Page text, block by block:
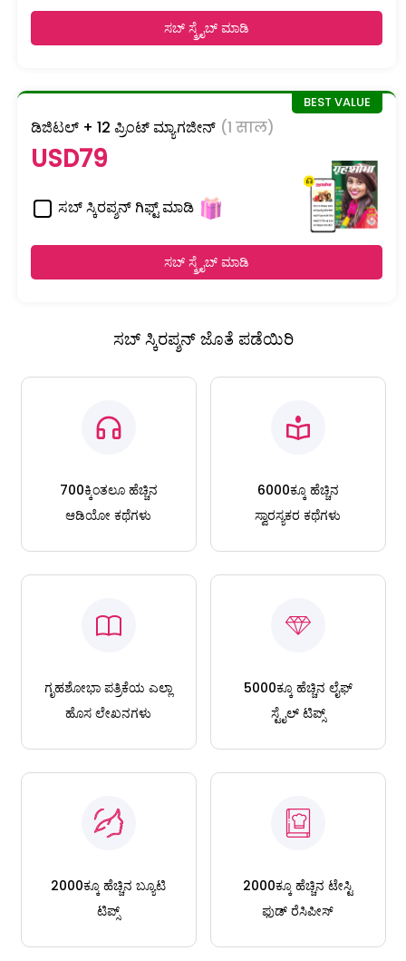
ಸಬ್ ಸ್ಕ್ರೈಬ್ ಮಾಡಿ
ಡಿಜಿಟಲ್ + 12 ಪ್ರಿಂಟ್ ಮ್ಯಾಗಜೀನ್ (1 साल)
USD79
ಸಬ್ ಸ್ಕಿರಪ್ಶನ್ ಗಿಫ್ಟ್ ಮಾಡಿ
ಸಬ್ ಸ್ಕ್ರೈಬ್ ಮಾಡಿ
ಸಬ್ ಸ್ಕಿರಪ್ಶನ್ ಜೊತೆ ಪಡೆಯಿರಿ
700ಕ್ಕಿಂತಲೂ ಹೆಚ್ಚಿನ
ಆಡಿಯೋ ಕಥೆಗಳು
6000ಕ್ಕೂ ಹೆಚ್ಚಿನ
ಸ್ವಾರಸ್ಯಕರ ಕಥೆಗಳು
ಗೃಹಶೋಭಾ ಪತ್ರಿಕೆಯ ಎಲ್ಲಾ
ಹೊಸ ಲೇಖನಗಳು
5000ಕ್ಕೂ ಹೆಚ್ಚಿನ ಲೈಫ್
ಸ್ಟೈಲ್ ಟಿಪ್ಸ್
2000ಕ್ಕೂ ಹೆಚ್ಚಿನ ಬ್ಯೂಟಿ
ಟಿಪ್ಸ್
2000ಕ್ಕೂ ಹೆಚ್ಚಿನ ಟೇಸ್ಟಿ
ಫುಡ್ ರೆಸಿಪೀಸ್